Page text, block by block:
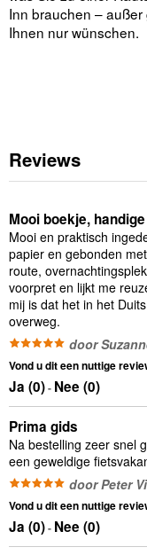
Inn brauchen –
Ihnen nur wünschen.
Reviews
Mooi boekje,
Mooi en praktisch
papier en gebonden
route,
voorpret en lijkt me
mij is dat het in het
overweg.
door
Vond u dit een nuttige
Ja (0)- Nee (0)
Prima gids
Na bestelling zeer snel
een geweldige
door Peter
Vond u dit een nuttige
Ja (0)- Nee (0)